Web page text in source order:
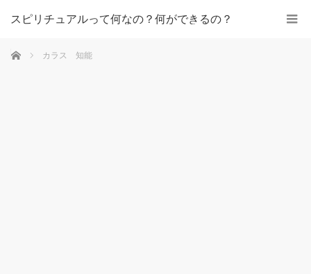
スピリチュアルって何なの？何ができるの？
ホーム カラス 知能